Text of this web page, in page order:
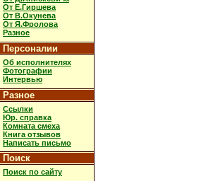
От Е.Гиршева
От В.Окунева
От Я.Фролова
Разное
Персоналии
Об исполнителях
Фотографии
Интервью
Разное
Ссылки
Юр. справка
Комната смеха
Книга отзывов
Написать письмо
Поиск
Поиск по сайту